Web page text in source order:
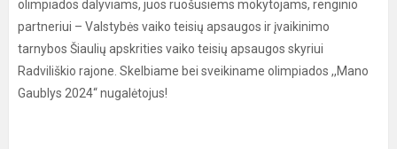
olimpiados dalyviams, juos ruošusiems mokytojams, renginio
partneriui – Valstybės vaiko teisių apsaugos ir įvaikinimo
tarnybos Šiaulių apskrities vaiko teisių apsaugos skyriui
Radviliškio rajone. Skelbiame bei sveikiname olimpiados ,,Mano
Gaublys 2024“ nugalėtojus!